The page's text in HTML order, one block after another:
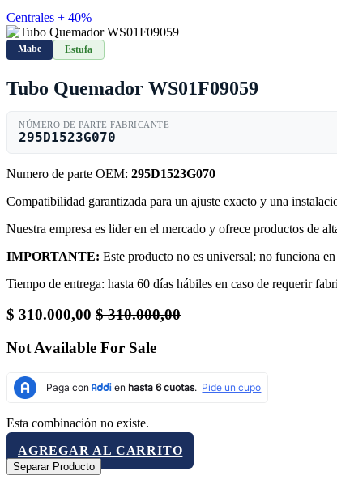
Centrales + 40%
Mabe Estufa
Tubo Quemador WS01F09059
NÚMERO DE PARTE FABRICANTE
295D1523G070
Numero de parte OEM: 295D1523G070
Compatibilidad garantizada para un ajuste exacto y una
Nuestra empresa es lider en el mercado y ofrece productos de
IMPORTANTE: Este producto no es universal; no funciona
Tiempo de entrega: hasta 60 días hábiles en caso de requerir
$ 310.000,00 $310.000,00
Not Available For Sale
Esta combinación no existe.
AGREGAR AL CARRITO
Separar Producto